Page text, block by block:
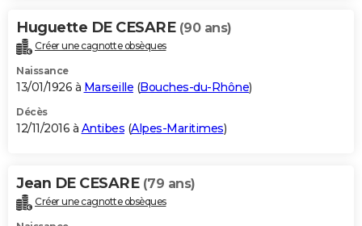
Huguette DE CESARE (90 ans)
Créer une cagnotte obsèques
Naissance
13/01/1926 à Marseille (Bouches-du-Rhône)
Décès
12/11/2016 à Antibes (Alpes-Maritimes)
Jean DE CESARE (79 ans)
Créer une cagnotte obsèques